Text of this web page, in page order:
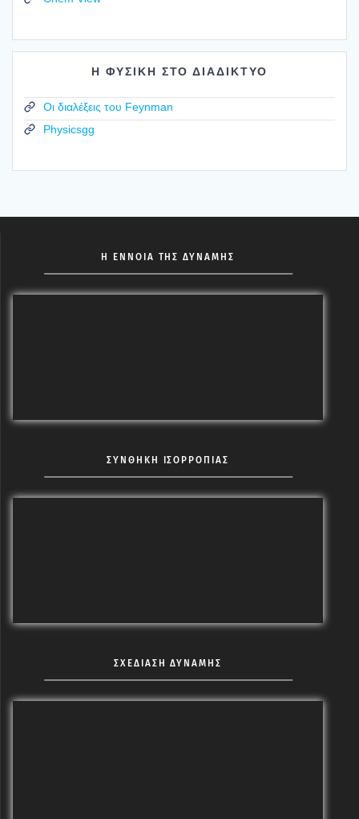
Η ΦΥΣΙΚΗ ΣΤΟ ΔΙΑΔΙΚΤΥΟ
Οι διαλέξεις του Feynman
Physicsgg
Η ΕΝΝΟΙΑ ΤΗΣ ΔΥΝΑΜΗΣ
ΣΥΝΘΗΚΗ ΙΣΟΡΡΟΠΙΑΣ
ΣΧΕΔΙΑΣΗ ΔΥΝΑΜΗΣ